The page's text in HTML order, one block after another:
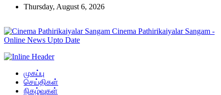
Thursday, August 6, 2026
Cinema Pathirikaiyalar Sangam -
Online News Upto Date
முகப்பு
செய்திகள்
நிகழ்வுகள்